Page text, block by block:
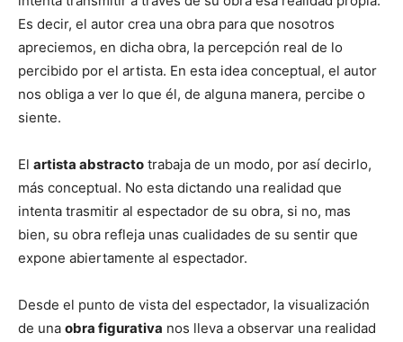
Es decir, el autor crea una obra para que nosotros
apreciemos, en dicha obra, la percepción real de lo
percibido por el artista. En esta idea conceptual, el autor
nos obliga a ver lo que él, de alguna manera, percibe o
siente.
El artista abstracto trabaja de un modo, por así decirlo,
más conceptual. No esta dictando una realidad que
intenta trasmitir al espectador de su obra, si no, mas
bien, su obra refleja unas cualidades de su sentir que
expone abiertamente al espectador.
Desde el punto de vista del espectador, la visualización
de una obra figurativa nos lleva a observar una realidad